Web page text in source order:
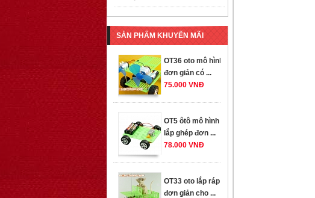
SẢN PHẨM KHUYẾN MÃI
259.000 VNĐ
OT36 oto mô hình
đơn giản có ...
75.000 VNĐ
78.000 VNĐ
352.000 VNĐ